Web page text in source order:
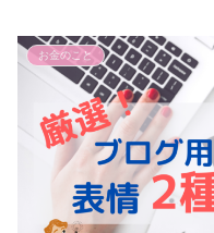
お金のこと